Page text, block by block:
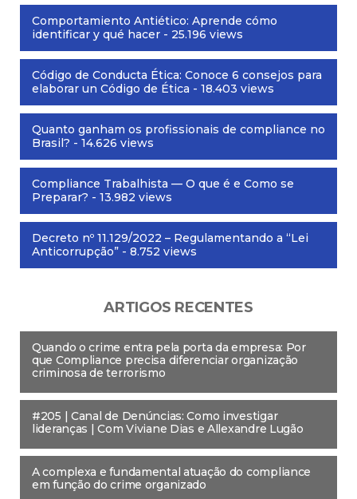
Comportamiento Antiético: Aprende cómo
identificar y qué hacer - 25.196 views
Código de Conducta Ética: Conoce 6 consejos para
elaborar un Código de Ética - 18.403 views
Quanto ganham os profissionais de compliance no
Brasil? - 14.626 views
Compliance Trabalhista — O que é e Como se
Preparar? - 13.982 views
Decreto nº 11.129/2022 – Regulamentando a “Lei
Anticorrupção” - 8.752 views
ARTIGOS RECENTES
Quando o crime entra pela porta da empresa: Por
que Compliance precisa diferenciar organização
criminosa de terrorismo
#205 | Canal de Denúncias: Como investigar
lideranças | Com Viviane Dias e Allexandre Lugão
A complexa e fundamental atuação do compliance
em função do crime organizado